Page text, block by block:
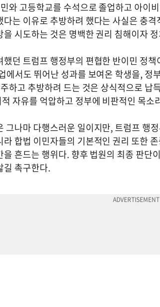
와 고등학교를 수석으로 졸업하고 아이
다는 이유로 추방하려 했다는 사실은 충
을 시도하는 것은 명백한 권리 침해이자
했던 트럼프 행정부의 편협한 반이민 정
에서도 뛰어난 성과를 보여온 학생을, 정
주하고 추방하려 드는 것은 상식적으로
자유를 억압하고 정부에 비판적인 목
그나마 다행스러운 일이지만, 트럼프 행
라 합법 이민자들의 기본적인 권리 또한
을 흔드는 행위다. 향후 법원의 최종 판단
길 촉구한다.